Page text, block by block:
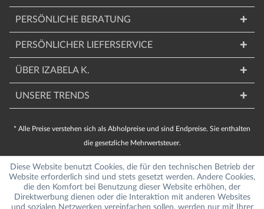
PERSÖNLICHE BERATUNG
PERSÖNLICHER LIEFERSERVICE
ÜBER IZABELA K.
UNSERE TRENDS
* Alle Preise verstehen sich als Abholpreise und sind Endpreise. Sie enthalten
die gesetzliche Mehrwertsteuer.
Diese Website benutzt Cookies, die für den technischen Betrieb der
Website erforderlich sind und stets gesetzt werden. Andere Cookies,
die den Komfort bei Benutzung dieser Website erhöhen, der
Direktwerbung dienen oder die Interaktion mit anderen Websites
und sozialen Netzwerken vereinfachen sollen, werden nur mit Ihrer